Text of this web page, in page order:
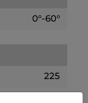
0°-60°
225